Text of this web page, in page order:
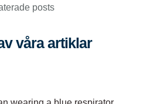
posts
våra artiklar